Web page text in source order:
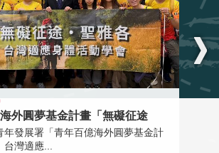
外圓夢基金計畫「無礙征途
年發展署「青年百億海外圓夢基金計
台灣適應...